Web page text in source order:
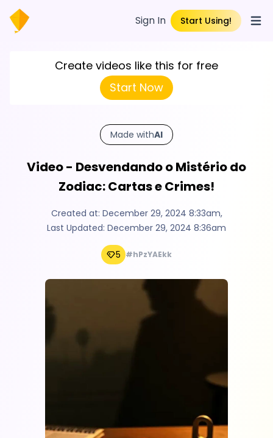
Sign In Start Using!
Create videos like this for free
Start Now
Made withAI
Video - Desvendando o Mistério do
Zodiac: Cartas e Crimes!
Created at: December 29, 2024 8:33am,
Last Updated: December 29, 2024 8:36am
5 #hPzYAEkk